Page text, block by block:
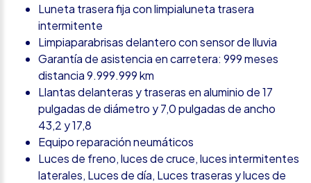
Luneta trasera fija con limpialuneta trasera
intermitente
Limpiaparabrisas delantero con sensor de lluvia
Garantía de asistencia en carretera: 999 meses
distancia 9.999.999 km
Llantas delanteras y traseras en aluminio de 17
pulgadas de diámetro y 7,0 pulgadas de ancho
43,2 y 17,8
Equipo reparación neumáticos
Luces de freno, luces de cruce, luces intermitentes
laterales, Luces de día, Luces traseras y luces de